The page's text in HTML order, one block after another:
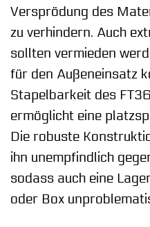
Versprödung des
zu verhindern. Auch
sollten vermieden
für den Außeneinsatz
Stapelbarkeit des
ermöglicht eine
Die robuste
ihn unempfindlich
sodass auch eine
oder Box